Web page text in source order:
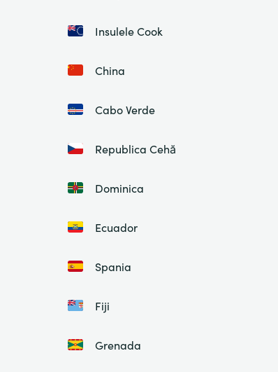
Insulele Cook
China
Cabo Verde
Republica Cehă
Dominica
Ecuador
Spania
Fiji
Grenada